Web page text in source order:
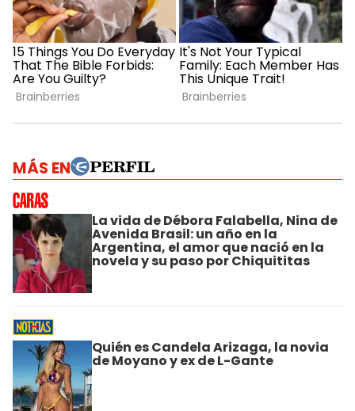
MÁS EN
La vida de Débora Falabella, Nina de
Avenida Brasil: un año en la
Argentina, el amor que nació en la
novela y su paso por Chiquititas
Quién es Candela Arizaga, la novia
de Moyano y ex de L-Gante